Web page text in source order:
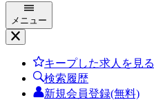
メニュー
キープした求人を見る
検索履歴
新規会員登録(無料)